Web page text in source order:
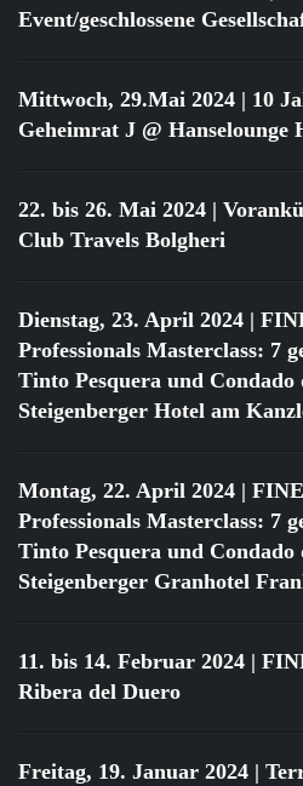
Event/geschlossene
Mittwoch, 29.Mai 2024 | 10
Geheimrat J @ Hanselounge
22. bis 26. Mai 2024 |
Club Travels Bolgheri
Dienstag, 23. April 2024 |
Professionals Masterclass: 7
Tinto Pesquera und Condado
Steigenberger Hotel am
Montag, 22. April 2024 |
Professionals Masterclass: 7
Tinto Pesquera und Condado
Steigenberger Granhotel
11. bis 14. Februar 2024 |
Ribera del Duero
Freitag, 19. Januar 2024 |